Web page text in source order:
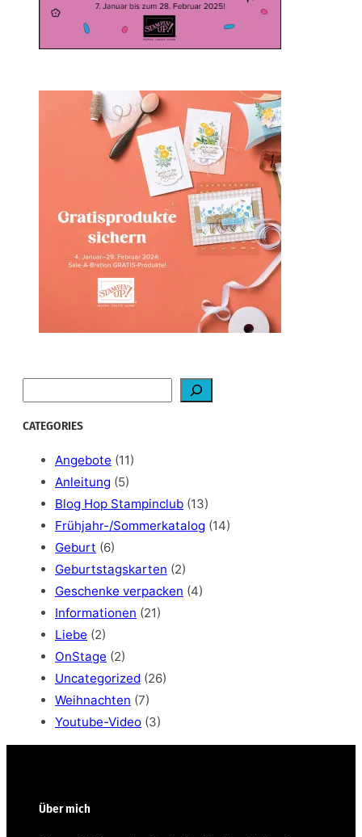
Sale-a-bration 2024 bei
Stampin‘ Up!
1. Februar 2024
e
a
CATEGORIES
Angebote (11)
Anleitung (5)
Blog Hop Stampinclub (13)
Frühjahr-/Sommerkatalog (14)
Geburt (6)
Geburtstagskarten (2)
Geschenke verpacken (4)
Informationen (21)
Liebe (2)
OnStage (2)
Uncategorized (26)
Weihnachten (7)
Youtube-Video (3)
Über mich